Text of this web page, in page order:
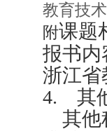
教育技
附课题
报书内
浙江省
4.
其
其他